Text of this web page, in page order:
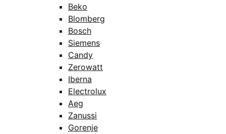
Beko
Blomberg
Bosch
Siemens
Candy
Zerowatt
Iberna
Electrolux
Aeg
Zanussi
Gorenje